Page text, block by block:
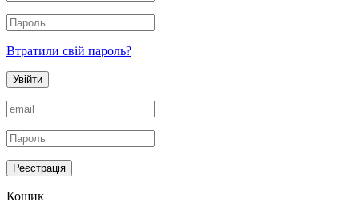
Втратили свій пароль?
Увійти
Реєстрація
Кошик